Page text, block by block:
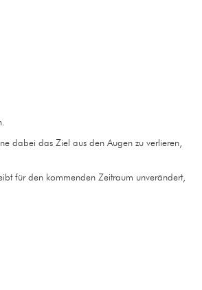
dabei das Ziel aus den Augen zu verlieren,
für den kommenden Zeitraum unverändert,